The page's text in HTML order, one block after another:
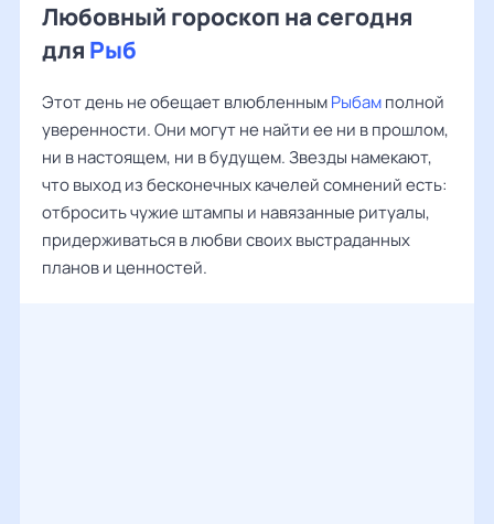
Любовный гороскоп на сегодня
для Рыб
Этот день не обещает влюбленнымРыбамполной
уверенности. Они могут не найти ее ни в прошлом,
ни в настоящем, ни в будущем. Звезды намекают,
что выход из бесконечных качелей сомнений есть:
отбросить чужие штампы и навязанные ритуалы,
придерживаться в любви своих выстраданных
планов и ценностей.